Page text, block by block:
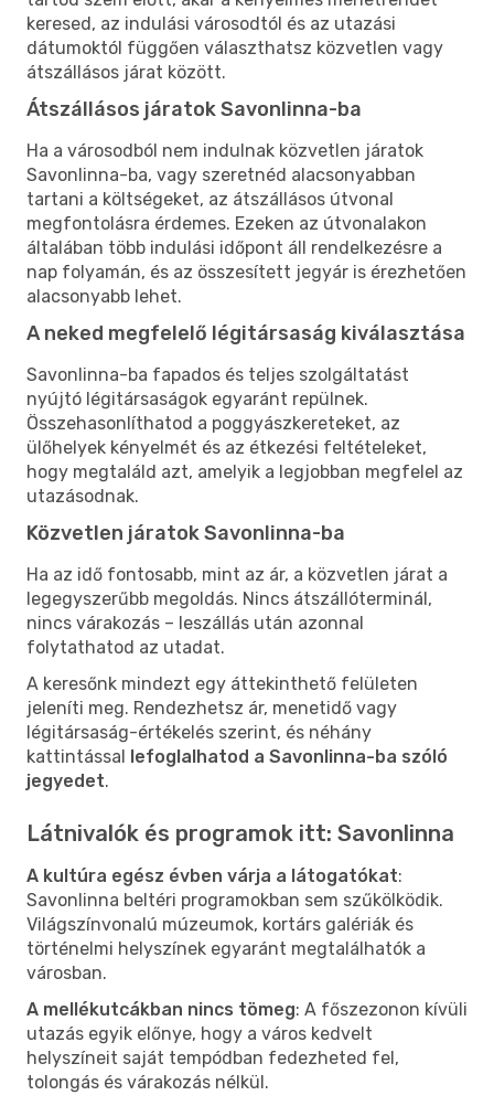
keresed, az indulási városodtól és az utazási
dátumoktól függően választhatsz közvetlen vagy
átszállásos járat között.
Átszállásos járatok Savonlinna-ba
Ha a városodból nem indulnak közvetlen járatok
Savonlinna-ba, vagy szeretnéd alacsonyabban
tartani a költségeket, az átszállásos útvonal
megfontolásra érdemes. Ezeken az útvonalakon
általában több indulási időpont áll rendelkezésre a
nap folyamán, és az összesített jegyár is érezhetően
alacsonyabb lehet.
A neked megfelelő légitársaság kiválasztása
Savonlinna-ba fapados és teljes szolgáltatást
nyújtó légitársaságok egyaránt repülnek.
Összehasonlíthatod a poggyászkereteket, az
ülőhelyek kényelmét és az étkezési feltételeket,
hogy megtaláld azt, amelyik a legjobban megfelel az
utazásodnak.
Közvetlen járatok Savonlinna-ba
Ha az idő fontosabb, mint az ár, a közvetlen járat a
legegyszerűbb megoldás. Nincs átszállóterminál,
nincs várakozás – leszállás után azonnal
folytathatod az utadat.
A keresőnk mindezt egy áttekinthető felületen
jeleníti meg. Rendezhetsz ár, menetidő vagy
légitársaság-értékelés szerint, és néhány
kattintással lefoglalhatod a Savonlinna-ba szóló
jegyedet.
Látnivalók és programok itt: Savonlinna
A kultúra egész évben várja a látogatókat:
Savonlinna beltéri programokban sem szűkölködik.
Világszínvonalú múzeumok, kortárs galériák és
történelmi helyszínek egyaránt megtalálhatók a
városban.
A mellékutcákban nincs tömeg: A főszezonon kívüli
utazás egyik előnye, hogy a város kedvelt
helyszíneit saját tempódban fedezheted fel,
tolongás és várakozás nélkül.